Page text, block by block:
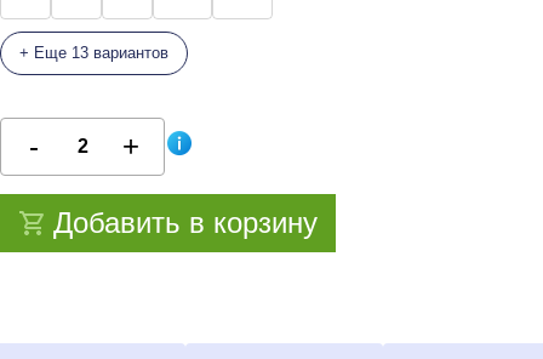
+ Еще 13 вариантов
Добавить в корзину